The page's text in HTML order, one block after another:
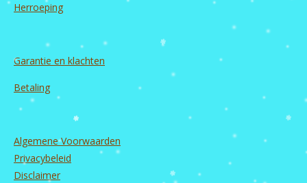
Herroeping
Garantie en klachten
Betaling
Algemene Voorwaarden
Privacybeleid
Disclaimer